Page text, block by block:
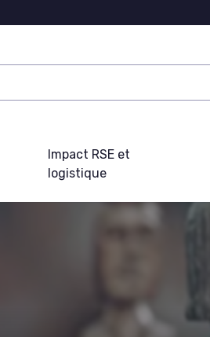
Impact RSE et
logistique